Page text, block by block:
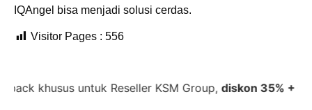
IQAngel bisa menjadi solusi cerdas.
Visitor Pages : 556
untuk Reseller KSM Group,diskon 35% + Cashback